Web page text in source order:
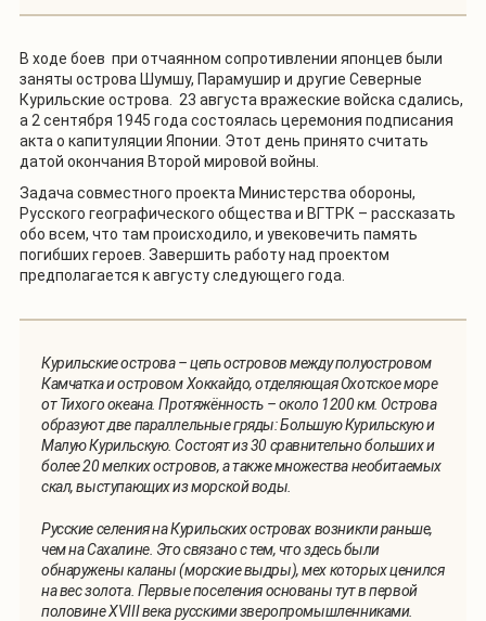
В ходе боев при отчаянном сопротивлении японцев были
заняты острова Шумшу, Парамушир и другие Северные
Курильские острова. 23 августа вражеские войска сдались,
а 2 сентября 1945 года состоялась церемония подписания
акта о капитуляции Японии. Этот день принято считать
датой окончания Второй мировой войны.
Задача совместного проекта Министерства обороны,
Русского географического общества и ВГТРК – рассказать
обо всем, что там происходило, и увековечить память
погибших героев. Завершить работу над проектом
предполагается к августу следующего года.
Курильские острова – цепь островов между полуостровом
Камчатка и островом Хоккайдо, отделяющая Охотское море
от Тихого океана. Протяжённость – около 1200 км. Острова
образуют две параллельные гряды: Большую Курильскую и
Малую Курильскую. Состоят из 30 сравнительно больших и
более 20 мелких островов, а также множества необитаемых
скал, выступающих из морской воды.
Русские селения на Курильских островах возникли раньше,
чем на Сахалине. Это связано с тем, что здесь были
обнаружены каланы (морские выдры), мех которых ценился
на вес золота. Первые поселения основаны тут в первой
половине XVIII века русскими зверопромышленниками.